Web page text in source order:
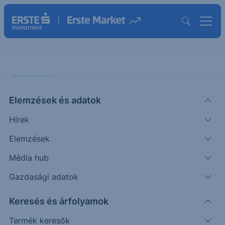
Elemzések és adatok
Hírek
Elemzések
Média hub
Gazdasági adatok
Keresés és árfolyamok
Termék keresők
használatával 2026-tól kezdve közvetlenül a
ChatGPT-n belül is lebonyolíthatják a felhasználók